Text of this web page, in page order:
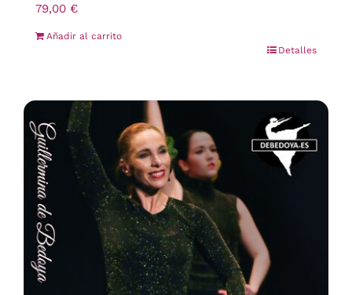
79,00 €
Añadir al carrito
Detalles